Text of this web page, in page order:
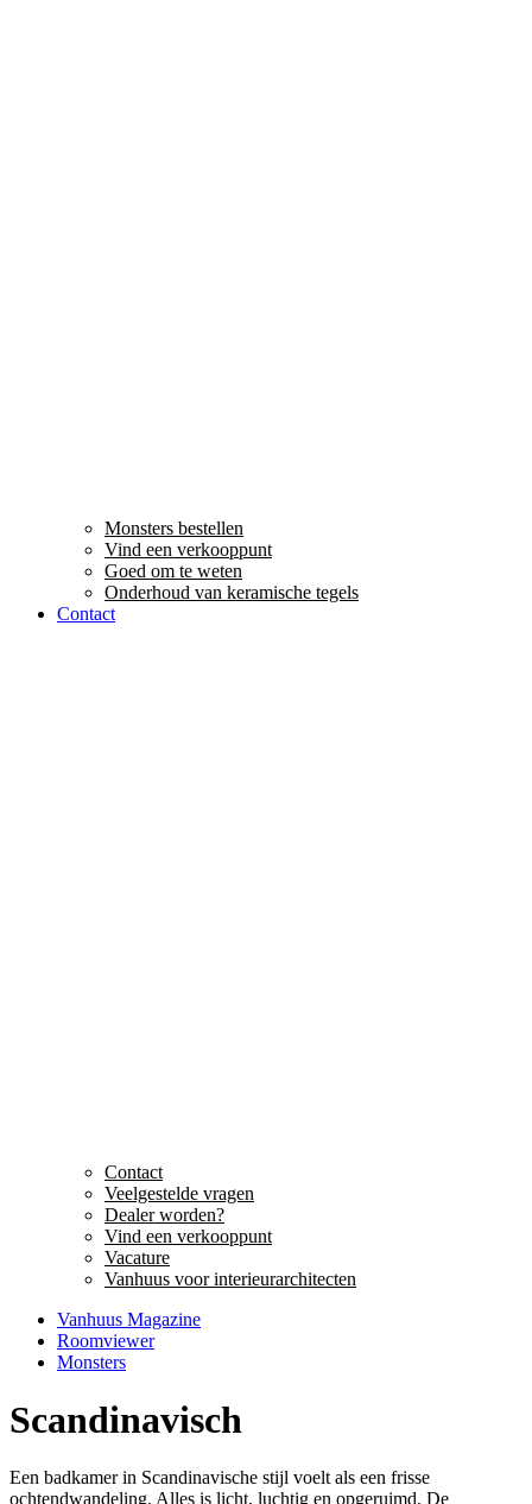
Monsters bestellen
Vind een verkooppunt
Goed om te weten
Onderhoud van keramische tegels
Contact
Contact
Veelgestelde vragen
Dealer worden?
Vind een verkooppunt
Vacature
Vanhuus voor interieurarchitecten
Vanhuus Magazine
Roomviewer
Monsters
Scandinavisch
Een badkamer in Scandinavische stijl voelt als een frisse
ochtendwandeling. Alles is licht, luchtig en opgeruimd. De